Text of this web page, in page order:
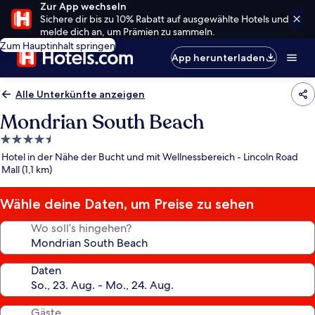
Zur App wechseln
Sichere dir bis zu 10% Rabatt auf ausgewählte Hotels und
melde dich an, um Prämien zu sammeln.
Zum Hauptinhalt springen
App herunterladen
Alle Unterkünfte anzeigen
Mondrian South Beach
4.5-
Sterne-
Unterkunft
Hotel in der Nähe der Bucht und mit Wellnessbereich - Lincoln Road
Mall (1,1 km)
Wähle deine Daten, um Preise zu sehen
Wo soll’s hingehen?
Daten